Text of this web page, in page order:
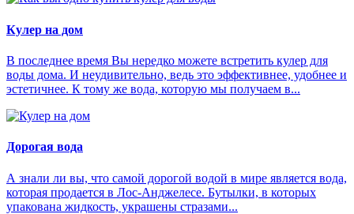
Кулер на дом
В последнее время Вы нередко можете встретить кулер для
воды дома. И неудивительно, ведь это эффективнее, удобнее и
эстетичнее. К тому же вода, которую мы получаем в...
Дорогая вода
А знали ли вы, что самой дорогой водой в мире является вода,
которая продается в Лос-Анджелесе. Бутылки, в которых
упакована жидкость, украшены стразами...